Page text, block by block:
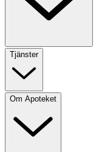
Tjänster
Om Apoteket